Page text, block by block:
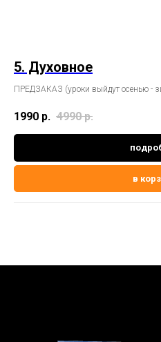
5. Духовное
ПРЕДЗАКАЗ (уроки выйдут осенью -
1990 р. 4990 р.
в